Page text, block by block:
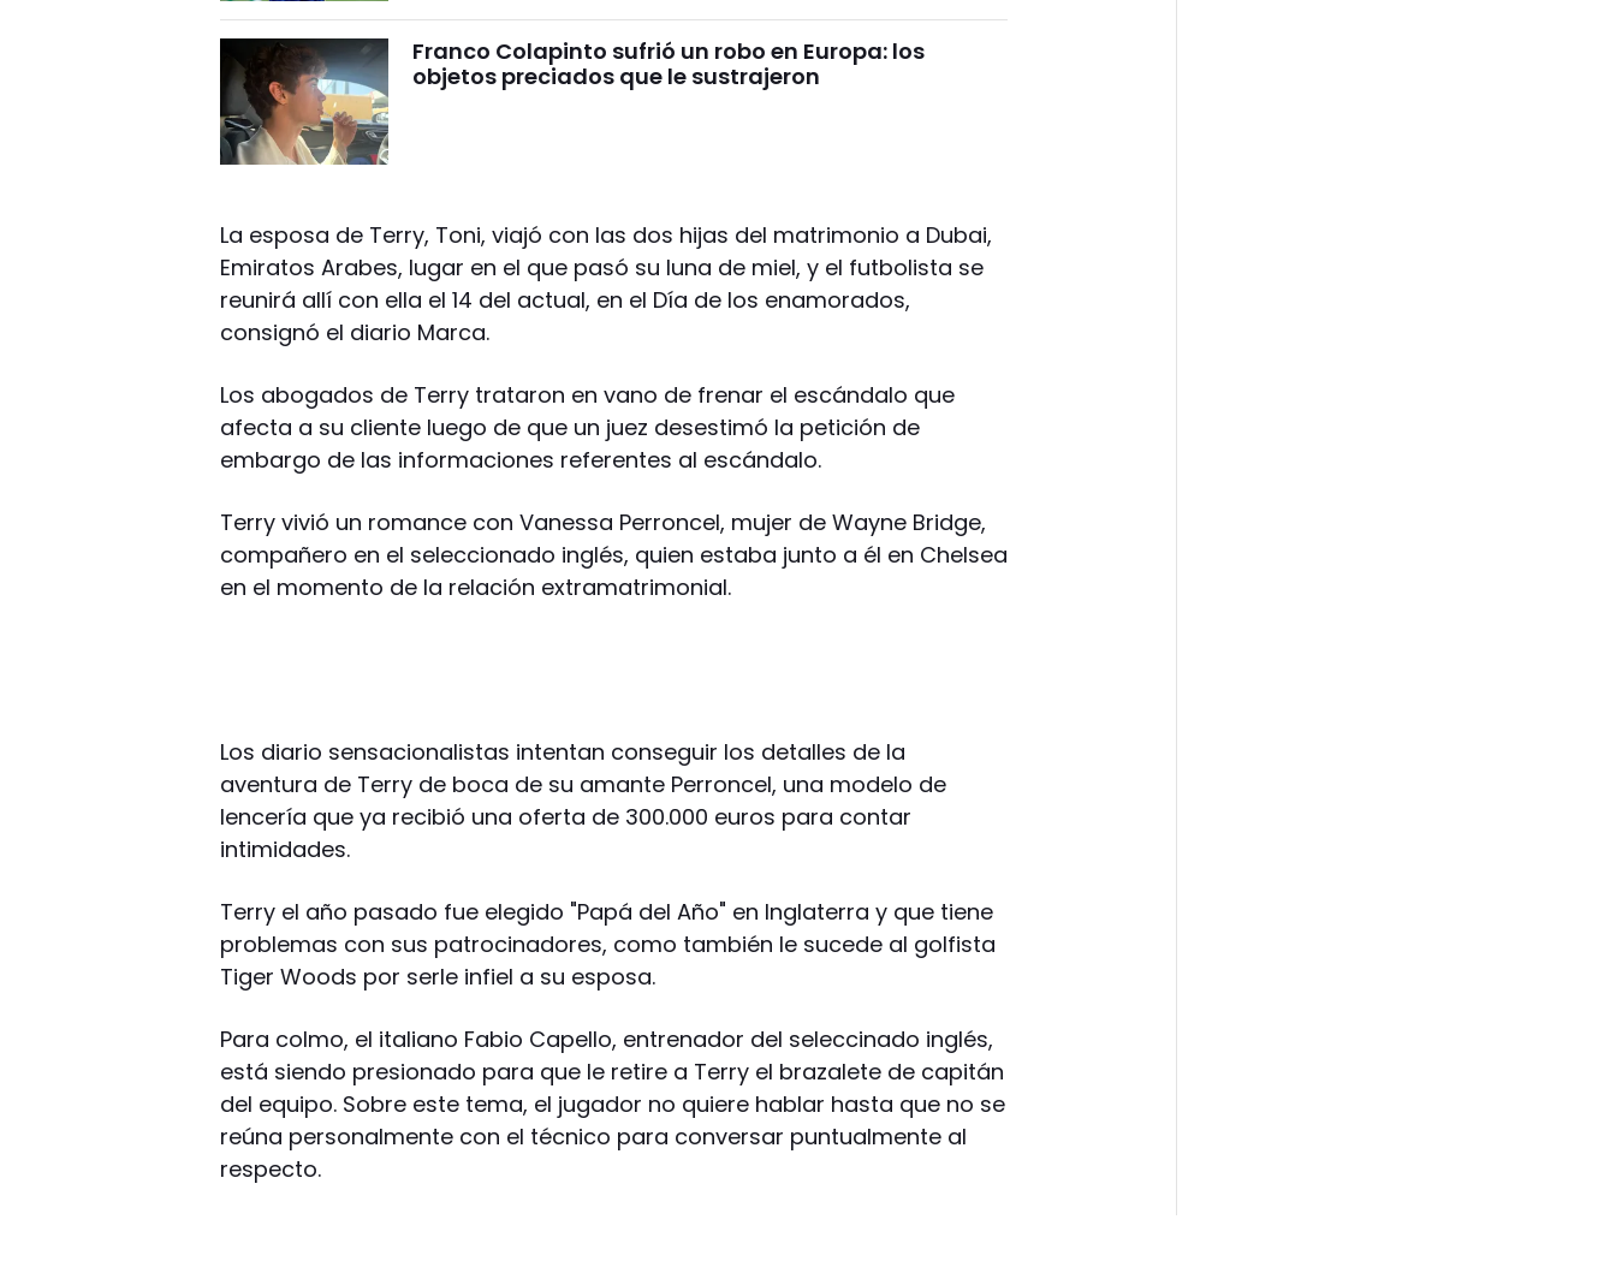
Franco Colapinto sufrió un robo en Europa: los
objetos preciados que le sustrajeron
La esposa de Terry, Toni, viajó con las dos hijas del matrimonio a Dubai,
Emiratos Arabes, lugar en el que pasó su luna de miel, y el futbolista se
reunirá allí con ella el 14 del actual, en el Día de los enamorados,
consignó el diario Marca.
Los abogados de Terry trataron en vano de frenar el escándalo que
afecta a su cliente luego de que un juez desestimó la petición de
embargo de las informaciones referentes al escándalo.
Terry vivió un romance con Vanessa Perroncel, mujer de Wayne Bridge,
compañero en el seleccionado inglés, quien estaba junto a él en Chelsea
en el momento de la relación extramatrimonial.
Los diario sensacionalistas intentan conseguir los detalles de la
aventura de Terry de boca de su amante Perroncel, una modelo de
lencería que ya recibió una oferta de 300.000 euros para contar
intimidades.
Terry el año pasado fue elegido "Papá del Año" en Inglaterra y que tiene
problemas con sus patrocinadores, como también le sucede al golfista
Tiger Woods por serle infiel a su esposa.
Para colmo, el italiano Fabio Capello, entrenador del seleccinado inglés,
está siendo presionado para que le retire a Terry el brazalete de capitán
del equipo. Sobre este tema, el jugador no quiere hablar hasta que no se
reúna personalmente con el técnico para conversar puntualmente al
respecto.